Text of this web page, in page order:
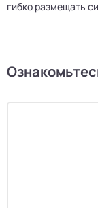
гибко размещать